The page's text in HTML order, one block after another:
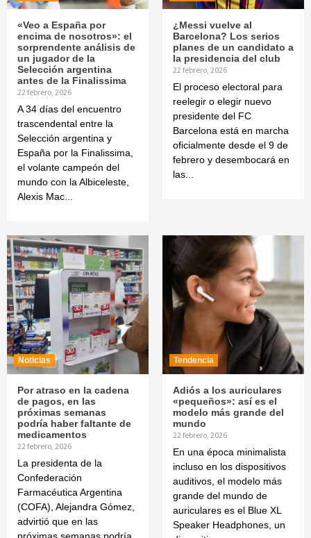
«Veo a España por
encima de nosotros»: el
sorprendente análisis de
un jugador de la
Selección argentina
antes de la Finalissima
22 febrero, 2026
A 34 días del encuentro
trascendental entre la
Selección argentina y
España por la Finalissima,
el volante campeón del
mundo con la Albiceleste,
Alexis Mac...
¿Messi vuelve al
Barcelona? Los serios
planes de un candidato a
la presidencia del club
22 febrero, 2026
El proceso electoral para
reelegir o elegir nuevo
presidente del FC
Barcelona está en marcha
oficialmente desde el 9 de
febrero y desembocará en
las...
Noticias
Por atraso en la cadena
de pagos, en las
próximas semanas
podría haber faltante de
medicamentos
22 febrero, 2026
La presidenta de la
Confederación
Farmacéutica Argentina
(COFA), Alejandra Gómez,
advirtió que en las
Tendencia
Adiós a los auriculares
«pequeños»: así es el
modelo más grande del
mundo
22 febrero, 2026
En una época minimalista
incluso en los dispositivos
auditivos, el modelo más
grande del mundo de
auriculares es el Blue XL
Speaker Headphones, un